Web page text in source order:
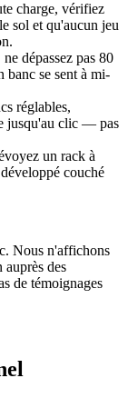
charge, vérifiez
sol et qu'aucun jeu
ne dépassez pas 80
se sent à mi-
réglables,
jusqu'au clic — pas
un rack à
couché
Nous n'affichons
des
de témoignages